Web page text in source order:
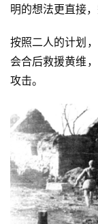
明的想法更直接
按照二人的计划
会合后救援黄维
攻击。